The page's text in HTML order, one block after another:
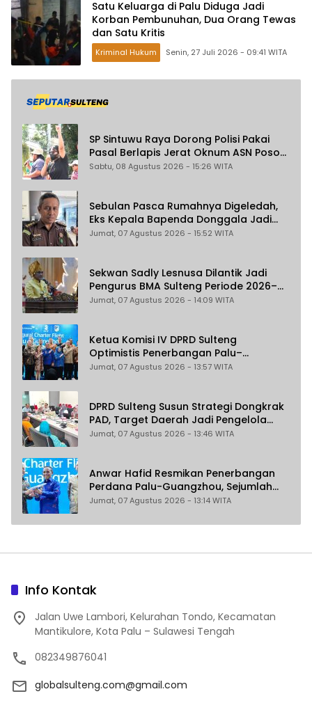
Satu Keluarga di Palu Diduga Jadi
Korban Pembunuhan, Dua Orang Tewas
dan Satu Kritis
Kriminal Hukum Senin, 27 Juli 2026 - 09:41 WITA
SP Sintuwu Raya Dorong Polisi Pakai
Pasal Berlapis Jerat Oknum ASN Poso
Terlibat Dugaan Pelecehan Seksual
Sabtu, 08 Agustus 2026 - 15:26 WITA
Sebulan Pasca Rumahnya Digeledah,
Eks Kepala Bapenda Donggala Jadi
Tersangka Dugaan Korupsi
Jumat, 07 Agustus 2026 - 15:52 WITA
Sekwan Sadly Lesnusa Dilantik Jadi
Pengurus BMA Sulteng Periode 2026–
2031
Jumat, 07 Agustus 2026 - 14:09 WITA
Ketua Komisi IV DPRD Sulteng
Optimistis Penerbangan Palu–
Guangzhou Dongkrak Ekspor dan
Jumat, 07 Agustus 2026 - 13:57 WITA
DPRD Sulteng Susun Strategi Dongkrak
PAD, Target Daerah Jadi Pengelola
Sekaligus Penghasil
Jumat, 07 Agustus 2026 - 13:46 WITA
Anwar Hafid Resmikan Penerbangan
Perdana Palu-Guangzhou, Sejumlah
Maskapai Jajaki Rute Malaysia dan
Jumat, 07 Agustus 2026 - 13:14 WITA
Info Kontak
Jalan Uwe Lambori, Kelurahan Tondo, Kecamatan
Mantikulore, Kota Palu – Sulawesi Tengah
082349876041
globalsulteng.com@gmail.com